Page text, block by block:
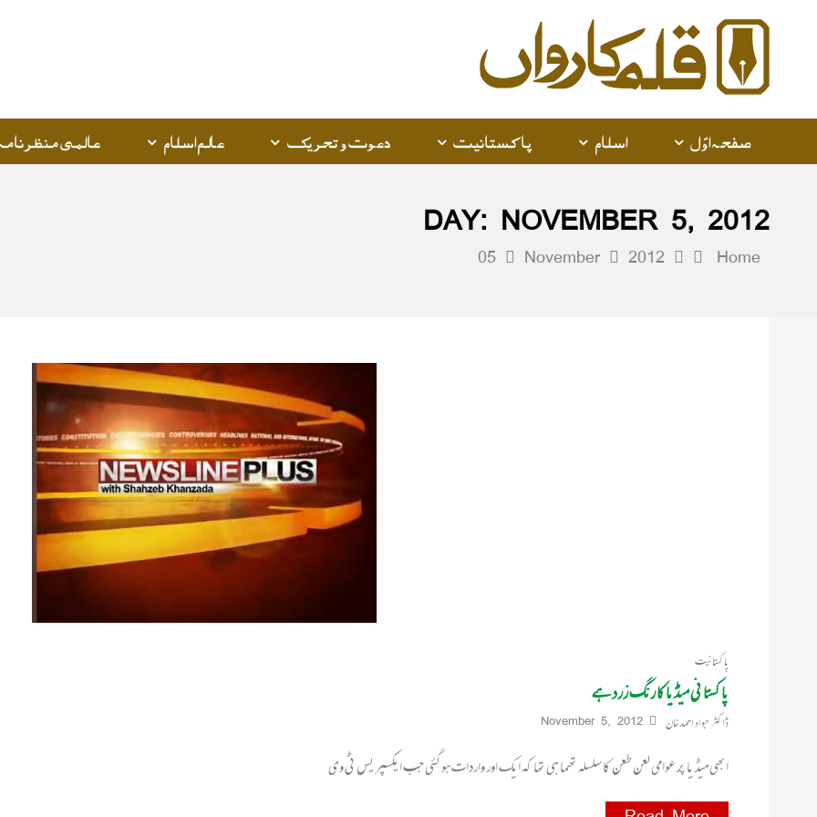
صفحہ اوّل اسلام پاکستانیت دعوت و تحریک عالم اسلام عالمی
DAY: NOVEMBER 5, 2012
Home
2012
November
05
پاکستانیت
پاکستانی میڈیا کا رنگ زرد ہے
ڈاکٹر جواد احمد خان November 5, 2012
ابھی میڈیا پر عوامی لعن طعن کا سلسلہ تھما ہی تھا کہ ایک اور واردات ہوگئی جب ایکسپریس ٹی وی